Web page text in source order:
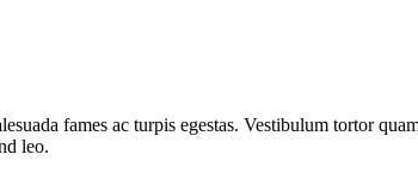
fames ac turpis egestas. Vestibulum tortor
leo.